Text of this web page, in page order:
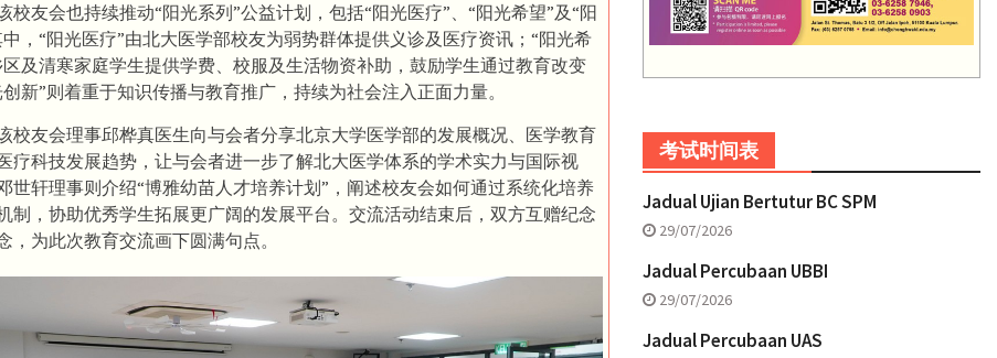
校友会也持续推动“阳光系列”公益计划，包括“阳光医疗”、“阳光希望”及“阳
，“阳光医疗”由北大医学部校友为弱势群体提供义诊及医疗资讯；“阳光希
及清寒家庭学生提供学费、校服及生活物资补助，鼓励学生通过教育改变
新”则着重于知识传播与教育推广，持续为社会注入正面力量。
校友会理事邱桦真医生向与会者分享北京大学医学部的发展概况、医学教育
疗科技发展趋势，让与会者进一步了解北大医学体系的学术实力与国际视
世轩理事则介绍“博雅幼苗人才培养计划”，阐述校友会如何通过系统化培养
制，协助优秀学生拓展更广阔的发展平台。交流活动结束后，双方互赠纪念
，为此次教育交流画下圆满句点。
考试时间表
Jadual Ujian Bertutur BC SPM
29/07/2026
Jadual Percubaan UBBI
29/07/2026
Jadual Percubaan UAS